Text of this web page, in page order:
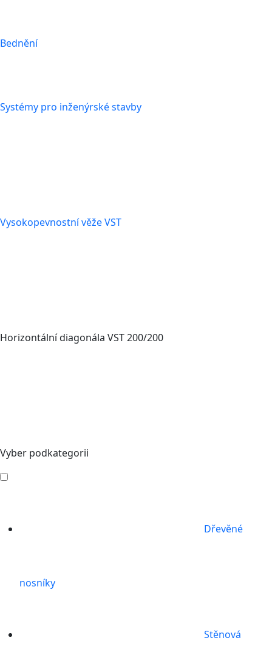
Bednění
Systémy pro inženýrské stavby
Vysokopevnostní věže VST
Horizontální diagonála VST 200/200
Vyber podkategorii
Dřevěné
nosníky
Stěnová